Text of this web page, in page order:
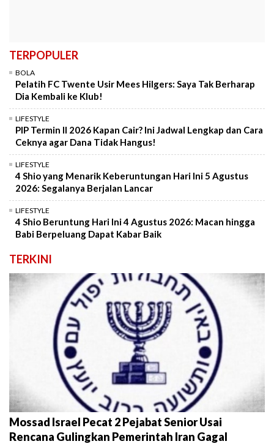
TERPOPULER
BOLA
Pelatih FC Twente Usir Mees Hilgers: Saya Tak Berharap
Dia Kembali ke Klub!
LIFESTYLE
PIP Termin II 2026 Kapan Cair? Ini Jadwal Lengkap dan Cara
Ceknya agar Dana Tidak Hangus!
LIFESTYLE
4 Shio yang Menarik Keberuntungan Hari Ini 5 Agustus
2026: Segalanya Berjalan Lancar
LIFESTYLE
4 Shio Beruntung Hari Ini 4 Agustus 2026: Macan hingga
Babi Berpeluang Dapat Kabar Baik
TERKINI
Mossad Israel Pecat 2 Pejabat Senior Usai
Rencana Gulingkan Pemerintah Iran Gagal